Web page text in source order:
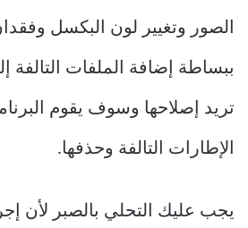
الصور وتغيير لون البكسل
ببساطة إضافة الملفات التالفة
تريد إصلاحها وسوف يقوم البرنامج
الإطارات التالفة وحذفها.
يجب عليك التحلي بالصبر لأن